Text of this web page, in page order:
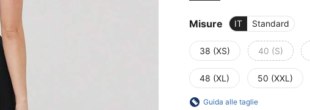
Misure IT Standard
38 (XS) 40 (S)
48 (XL) 50 (XXL)
Guida alle taglie